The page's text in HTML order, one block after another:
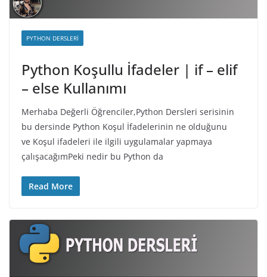
PYTHON DERSLERI
Python Koşullu İfadeler | if – elif
– else Kullanımı
Merhaba Değerli Öğrenciler,Python Dersleri serisinin
bu dersinde Python Koşul İfadelerinin ne olduğunu
ve Koşul ifadeleri ile ilgili uygulamalar yapmaya
çalışacağımPeki nedir bu Python da
Read More